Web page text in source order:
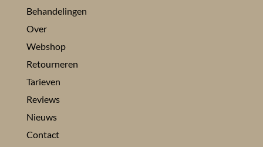
Behandelingen
Over
Webshop
Retourneren
Tarieven
Reviews
Nieuws
Contact